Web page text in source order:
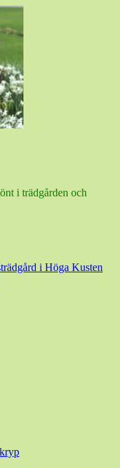
i trädgården och
i Höga Kusten